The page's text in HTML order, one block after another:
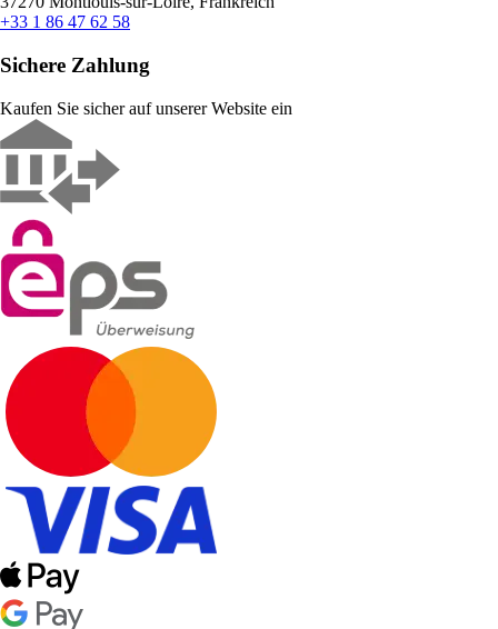
+33 1 86 47 62 58
Sichere Zahlung
Kaufen Sie sicher auf unserer Website ein